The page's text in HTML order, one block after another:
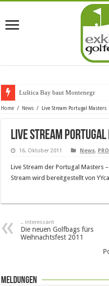
Luštica Bay baut Montenegros e
Home / News / Live Stream Portugal Masters
Live Stream
16. Oktober 2011 News,
Live Stream der Portugal Masters
Stream wird bereitgestellt von
.. interessant
Die neuen Golfbags fürs
Weihnachtsfest 2011
Meldungen